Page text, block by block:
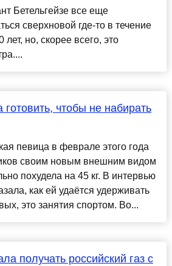
Бетельгейзе все еще
сверхновой где-то в течение
но, скорее всего, это
чтобы не набирать
певица в феврале этого года
своим новым внешним видом
похудела на 45 кг. В интервью
как ей удаётся удерживать
это занятия спортом. Во...
получать российский газ с